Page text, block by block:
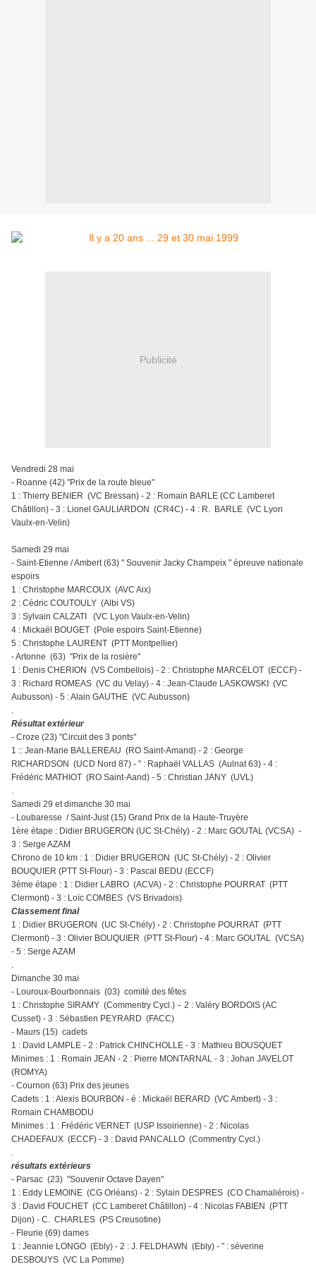
Publicité
Vendredi 28 mai
- Roanne (42) "Prix de la route bleue"
1 : Thierry BENIER (VC Bressan) - 2 : Romain BARLE (CC Lamberet
Châtillon) - 3 : Lionel GAULIARDON (CR4C) - 4 : R. BARLE (VC Lyon
Vaulx-en-Velin)
Samedi 29 mai
- Saint-Etienne / Ambert (63) " Souvenir Jacky Champeix " épreuve nationale
espoirs
1 : Christophe MARCOUX (AVC Aix)
2 : Cédric COUTOULY (Albi VS)
3 : Sylvain CALZATI (VC Lyon Vaulx-en-Velin)
4 : Mickaël BOUGET (Pole espoirs Saint-Etienne)
5 : Christophe LAURENT (PTT Montpellier)
- Artonne (63) "Prix de la rosière"
1 : Denis CHERION (VS Combellois) - 2 : Christophe MARCELOT (ECCF) -
3 : Richard ROMEAS (VC du Velay) - 4 : Jean-Claude LASKOWSKI (VC
Aubusson) - 5 : Alain GAUTHE (VC Aubusson)
.
Résultat extérieur
- Croze (23) "Circuit des 3 ponts"
1 :: Jean-Marie BALLEREAU (RO Saint-Amand) - 2 : George
RICHARDSON (UCD Nord 87) - " : Raphaël VALLAS (Aulnat 63) - 4 :
Frédéric MATHIOT (RO Saint-Aand) - 5 : Christian JANY (UVL)
.
Samedi 29 et dimanche 30 mai
- Loubaresse / Saint-Just (15) Grand Prix de la Haute-Truyère
1ère étape : Didier BRUGERON (UC St-Chély) - 2 : Marc GOUTAL (VCSA) -
3 : Serge AZAM
Chrono de 10 km : 1 : Didier BRUGERON (UC St-Chély) - 2 : Olivier
BOUQUIER (PTT St-Flour) - 3 : Pascal BEDU (ECCF)
3ème étape : 1 : Didier LABRO (ACVA) - 2 : Christophe POURRAT (PTT
Clermont) - 3 : Loïc COMBES (VS Brivadois)
Classement final
1 : Didier BRUGERON (UC St-Chély) - 2 : Christophe POURRAT (PTT
Clermont) - 3 : Olivier BOUQUIER (PTT St-Flour) - 4 : Marc GOUTAL (VCSA)
- 5 : Serge AZAM
.
Dimanche 30 mai
- Louroux-Bourbonnais (03) comité des fêtes
1 : Christophe SIRAMY (Commentry Cycl.) - 2 : Valéry BORDOIS (AC
Cusset) - 3 : Sébastien PEYRARD (FACC)
- Maurs (15) cadets
1 : David LAMPLE - 2 : Patrick CHINCHOLLE - 3 : Mathieu BOUSQUET
Minimes : 1 : Romain JEAN - 2 : Pierre MONTARNAL - 3 : Johan JAVELOT
(ROMYA)
- Cournon (63) Prix des jeunes
Cadets : 1 : Alexis BOURBON - é : Mickaël BERARD (VC Ambert) - 3 :
Romain CHAMBODU
Minimes : 1 : Frédéric VERNET (USP Issoirienne) - 2 : Nicolas
CHADEFAUX (ECCF) - 3 : David PANCALLO (Commentry Cycl.)
.
résultats extérieurs
- Parsac (23) "Souvenir Octave Dayen"
1 : Eddy LEMOINE (CG Orléans) - 2 : Sylain DESPRES (CO Chamaliérois) -
3 : David FOUCHET (CC Lamberet Châtillon) - 4 : Nicolas FABIEN (PTT
Dijon) - C. CHARLES (PS Creusotine)
- Fleurie (69) dames
1 : Jeannie LONGO (Ebly) - 2 : J. FELDHAWN (Ebly) - " : séverine
DESBOUYS (VC La Pomme)